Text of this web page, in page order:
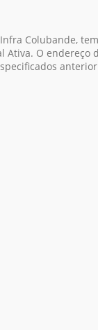
Colubande,
O endereço